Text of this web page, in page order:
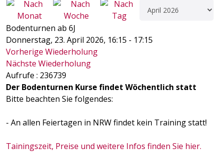
Bodenturnen ab 6J
Donnerstag, 23. April 2026, 16:15 - 17:15
Vorherige Wiederholung
Nächste Wiederholung
Aufrufe : 236739
Der Bodenturnen Kurse findet Wöchentlich statt
Bitte beachten Sie folgendes:
- An allen Feiertagen in NRW findet kein Training statt!
Tainingszeit, Preise und weitere Infos finden Sie hier.